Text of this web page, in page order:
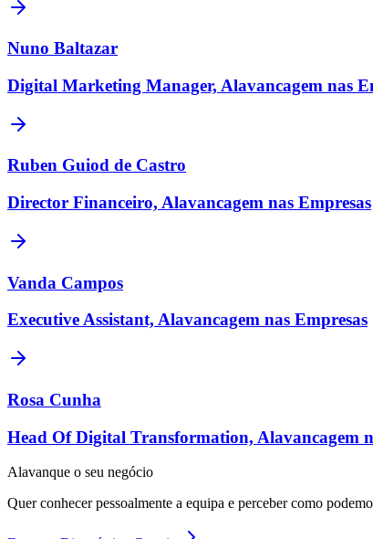
Nuno Baltazar
Digital Marketing Manager, Alavancagem nas
Ruben Guiod de Castro
Director Financeiro, Alavancagem nas Empresas
Vanda Campos
Executive Assistant, Alavancagem nas Empresas
Rosa Cunha
Head Of Digital Transformation, Alavancagem
Alavanque o seu negócio
Quer conhecer pessoalmente a equipa e perceber como